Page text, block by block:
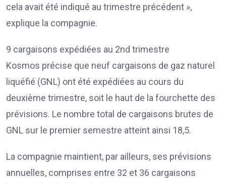
cela avait été indiqué au trimestre précédent »,
explique la compagnie.
9 cargaisons expédiées au 2nd trimestre
Kosmos précise que neuf cargaisons de gaz naturel
liquéfié (GNL) ont été expédiées au cours du
deuxième trimestre, soit le haut de la fourchette des
prévisions. Le nombre total de cargaisons brutes de
GNL sur le premier semestre atteint ainsi 18,5.
La compagnie maintient, par ailleurs, ses prévisions
annuelles, comprises entre 32 et 36 cargaisons